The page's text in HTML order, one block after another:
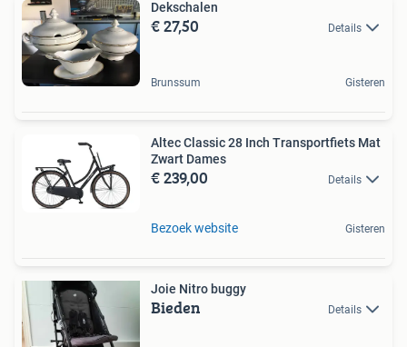
Dekschalen
€ 27,50 Details
Brunssum Gisteren
Altec Classic 28 Inch Transportfiets Mat
Zwart Dames
€ 239,00 Details
Bezoek website Gisteren
Joie Nitro buggy
Bieden Details